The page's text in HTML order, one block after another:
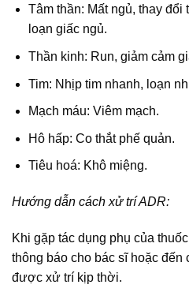
Tâm thần: Mất ngủ, thay đổi
loạn giấc ngủ.
Thần kinh: Run, giảm cảm
Tim: Nhịp tim nhanh, loạn
Mạch máu: Viêm mạch.
Hô hấp: Co thắt phế quản.
Tiêu hoá: Khô miệng.
Hướng dẫn cách xử trí ADR:
Khi gặp tác dụng phụ của
thông báo cho bác sĩ hoặc đến
được xử trí kịp thời.